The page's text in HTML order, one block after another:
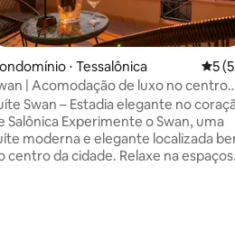
média de 5, 49 avaliações
⋅ Tessalônica 5 de
5
| Acomodação de luxo no centro
varanda grande
Swan – Estadia elegante no
Salônica Experimente o Swan, uma
moderna e elegante localizada
centro da cidade. Relaxe na